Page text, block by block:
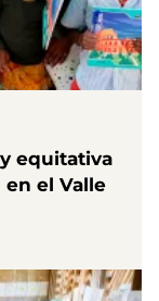
equitativa
el Valle